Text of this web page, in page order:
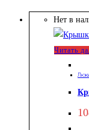
Нет в
Читать